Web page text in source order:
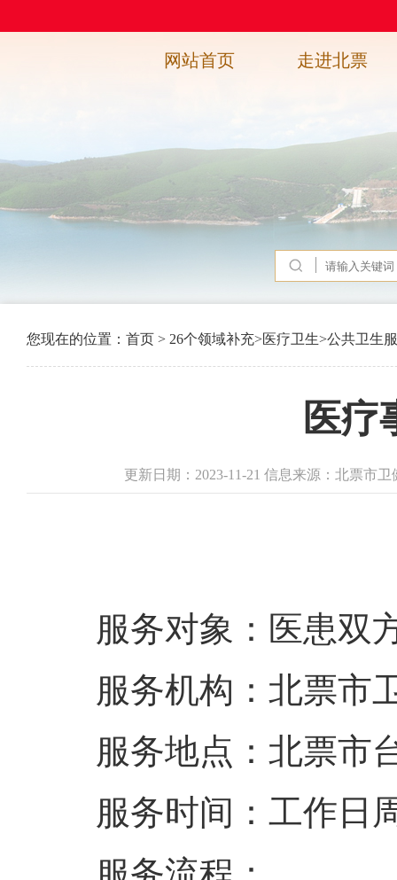
网站首页 走进北票
您现在的位置： 首页 > 26个领域补充>医疗卫生>公共卫生
医疗
更新日期：2023-11-21 信息来源：北票市
服务对象：医患双
服务机构：北票市
服务地点：北票市
服务时间：工作日